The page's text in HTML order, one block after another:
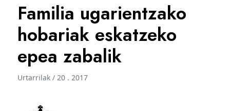
Familia ugarientzako
hobariak eskatzeko
epea zabalik
Urtarrilak / 20 . 2017